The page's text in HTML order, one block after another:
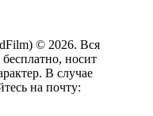
© 2026. Вся
носит
В случае
на почту: